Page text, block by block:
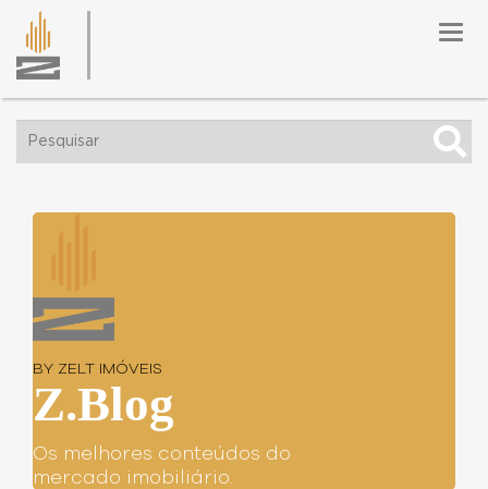
BY ZELT IMÓVEIS
Z.Blog
Os melhores conteúdos do
mercado imobiliário.